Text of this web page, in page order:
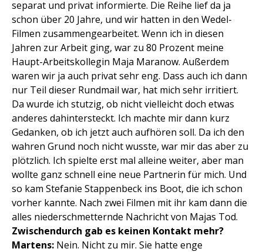
separat und privat informierte. Die Reihe lief da ja
schon über 20 Jahre, und wir hatten in den Wedel-
Filmen zusammengearbeitet. Wenn ich in diesen
Jahren zur Arbeit ging, war zu 80 Prozent meine
Haupt-Arbeitskollegin Maja Maranow. Außerdem
waren wir ja auch privat sehr eng. Dass auch ich dann
nur Teil dieser Rundmail war, hat mich sehr irritiert.
Da wurde ich stutzig, ob nicht vielleicht doch etwas
anderes dahintersteckt. Ich machte mir dann kurz
Gedanken, ob ich jetzt auch aufhören soll. Da ich den
wahren Grund noch nicht wusste, war mir das aber zu
plötzlich. Ich spielte erst mal alleine weiter, aber man
wollte ganz schnell eine neue Partnerin für mich. Und
so kam Stefanie Stappenbeck ins Boot, die ich schon
vorher kannte. Nach zwei Filmen mit ihr kam dann die
alles niederschmetternde Nachricht von Majas Tod.
Zwischendurch gab es keinen Kontakt mehr?
Martens: Nein. Nicht zu mir. Sie hatte enge